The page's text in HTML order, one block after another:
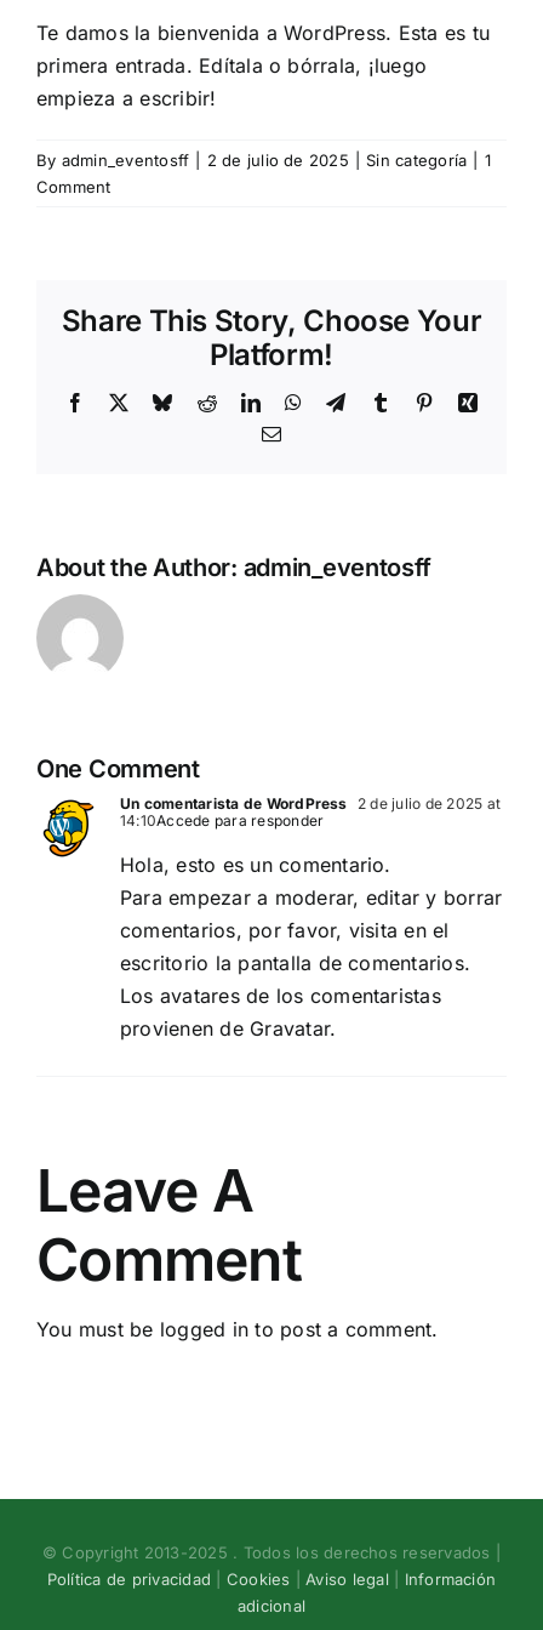
Te damos la bienvenida a WordPress. Esta es tu
primera entrada. Edítala o bórrala, ¡luego
empieza a escribir!
By admin_eventosff 2 de julio de 2025 Sin categoría
1
Comment
Share This Story, Choose Your
Platform!
Facebook BlueskyRedditLinkedInWhatsApp
TelegramTumblr PinterestXing
Email
About the Author: admin_eventosff
One Comment
Un comentarista de WordPress
2 de julio de 2025 at
14:10Accede para responder
Hola, esto es un comentario.
Para empezar a moderar, editar y borrar
comentarios, por favor, visita en el
escritorio la pantalla de comentarios.
Los avatares de los comentaristas
provienen de Gravatar.
Leave A
Comment
You must be logged in to post a comment.
© Copyright 2013-2025 . Todos los derechos reservados |
Política de privacidad
Cookies |Aviso legal| Información
adicional